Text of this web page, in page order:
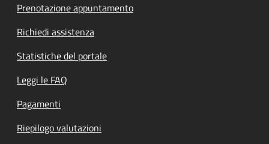
Prenotazione appuntamento
Richiedi assistenza
Statistiche del portale
Leggi le FAQ
Pagamenti
Riepilogo valutazioni